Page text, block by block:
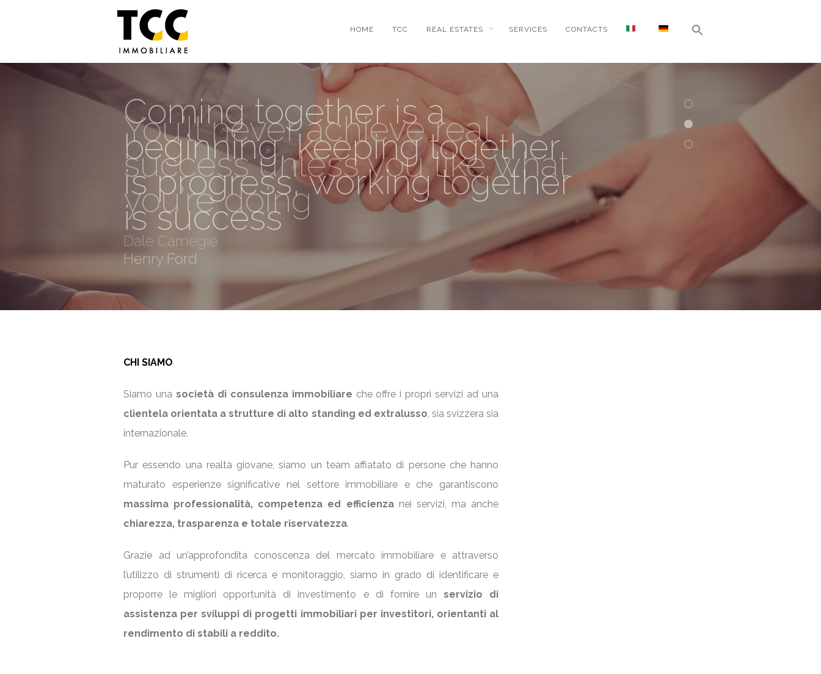
HOME TCC REAL ESTATES SERVICES CONTACTS
Coming together is a
beginning, keeping together
is progress, working together
is success
Henry Ford
You’ll never achieve real
success unless you like what
you’re doing
Dale Carnegie
CHI SIAMO
Siamo una società di consulenza immobiliare che offre i propri servizi ad una
clientela orientata a strutture di alto standing ed extralusso, sia svizzera sia
internazionale.
Pur essendo una realtà giovane, siamo un team affiatato di persone che hanno
maturato esperienze significative nel settore immobiliare e che garantiscono
massima professionalità, competenza ed efficienzanei servizi, ma anche
chiarezza, trasparenza e totale riservatezza.
Grazie ad un’approfondita conoscenza del mercato immobiliare e attraverso
l’utilizzo di strumenti di ricerca e monitoraggio, siamo in grado di identificare e
proporre le migliori opportunità di investimento e di fornire un servizio di
assistenza per sviluppi di progetti immobiliari per investitori, orientanti al
rendimento di stabili a reddito.